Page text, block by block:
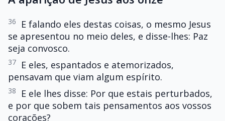
36
E falando eles destas coisas, o mesmo Jesus
se apresentou no meio deles, e disse-lhes: Paz
seja convosco.
37
E eles, espantados e atemorizados,
pensavam que viam algum espírito.
38
E ele lhes disse: Por que estais perturbados,
e por que sobem tais pensamentos aos vossos
corações?